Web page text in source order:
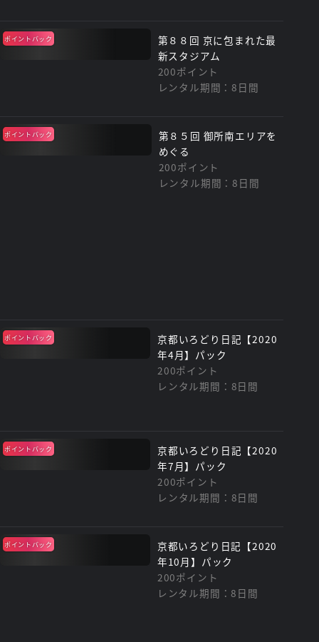
ポイントバック
第８８回 京に包まれた最
新スタジアム
200ポイント
レンタル期間：8日間
ポイントバック
第８５回 御所南エリアを
めぐる
200ポイント
レンタル期間：8日間
ポイントバック
京都いろどり日記【2020
年4月】パック
200ポイント
レンタル期間：8日間
ポイントバック
京都いろどり日記【2020
年7月】パック
200ポイント
レンタル期間：8日間
ポイントバック
京都いろどり日記【2020
年10月】パック
200ポイント
レンタル期間：8日間